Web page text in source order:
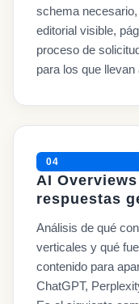
schema
editorial visible,
proceso de
para los que llevan
04
AI
respuestas
Análisis de qué
verticales y qué
contenido para
ChatGPT,